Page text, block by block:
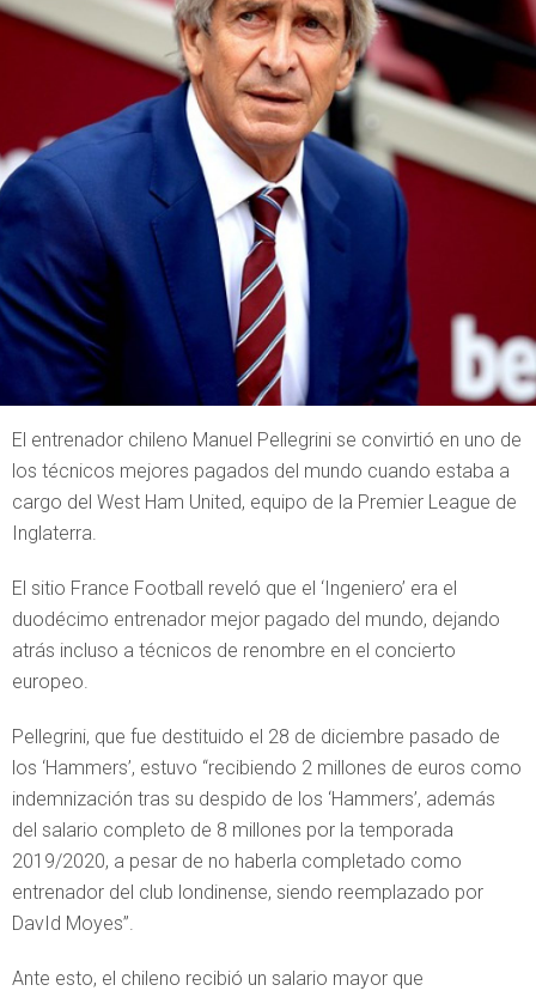
El entrenador chileno Manuel Pellegrini se convirtió en uno de
los técnicos mejores pagados del mundo cuando estaba a
cargo del West Ham United, equipo de la Premier League de
Inglaterra.
El sitio France Football reveló que el ‘Ingeniero’ era el
duodécimo entrenador mejor pagado del mundo, dejando
atrás incluso a técnicos de renombre en el concierto
europeo.
Pellegrini, que fue destituido el 28 de diciembre pasado de
los ‘Hammers’, estuvo “recibiendo 2 millones de euros como
indemnización tras su despido de los ‘Hammers’, además
del salario completo de 8 millones por la temporada
2019/2020, a pesar de no haberla completado como
entrenador del club londinense, siendo reemplazado por
DavId Moyes”.
Ante esto, el chileno recibió un salario mayor que